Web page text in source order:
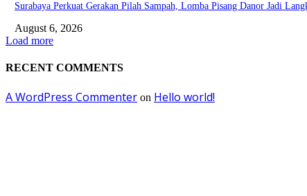
Surabaya Perkuat Gerakan Pilah Sampah, Lomba Pisang Danor Jadi
August 6, 2026
Load more
RECENT COMMENTS
A WordPress Commenter on Hello world!